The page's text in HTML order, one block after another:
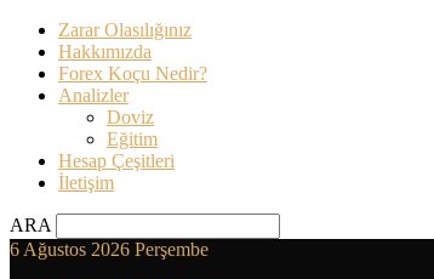
Zarar Olasılığınız
Hakkımızda
Forex Koçu Nedir?
Analizler
Doviz
Eğitim
Hesap Çeşitleri
İletişim
ARA
6 Ağustos 2026 Perşembe